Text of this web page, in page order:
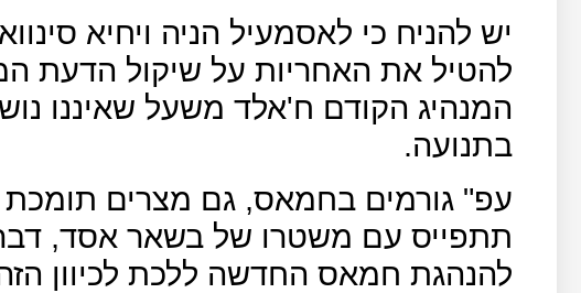
יש להניח כי לאסמעיל הניה ויחיא
להטיל את האחריות על שיקול הדעת
המנהיג הקודם ח'אלד משעל שאיננו
בתנועה.
עפ" גורמים בחמאס, גם מצרים
תתפייס עם משטרו של בשאר אסד, דבר
להנהגת חמאס החדשה ללכת לכיוון